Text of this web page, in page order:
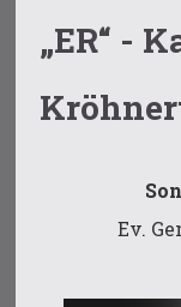
„ER“ -
Ev.